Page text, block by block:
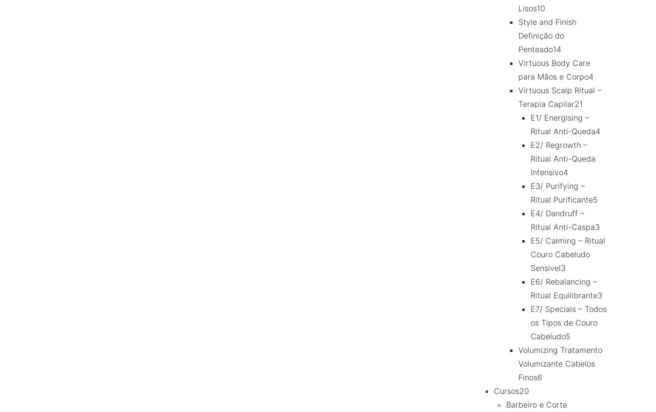
Lisos10
Style and Finish
Definição do
Penteado14
Virtuous Body Care
para Mãos e Corpo4
Virtuous Scalp Ritual –
Terapia Capilar21
E1/ Energising –
Ritual Anti-Queda4
E2/ Regrowth –
Ritual Anti-Queda
Intensivo4
E3/ Purifying –
Ritual Purificante5
E4/ Dandruff –
Ritual Anti-Caspa3
E5/ Calming – Ritual
Couro Cabeludo
Sensivel3
E6/ Rebalancing –
Ritual Equilibrante3
E7/ Specials – Todos
os Tipos de Couro
Cabeludo5
Volumizing Tratamento
Volumizante Cabelos
Finos6
Cursos20
Barbeiro e Corte